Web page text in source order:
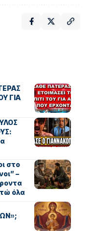
ΓΙΑ
στο
–
όλα